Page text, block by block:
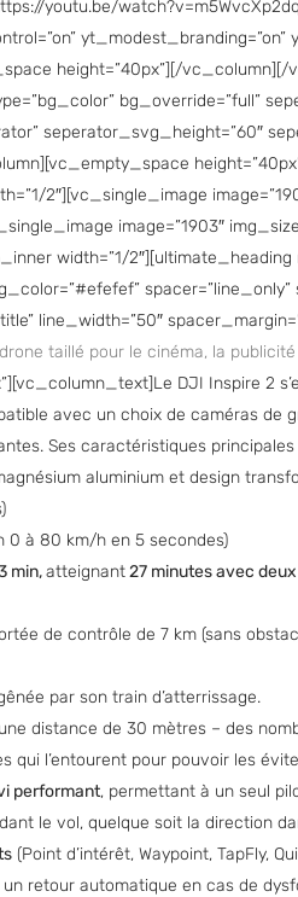
youtu.be/
yt_modest_branding=”on”
height=”40px”][/
bg_override=”full”
seperator_svg_height=”60″
2″][vc_single_image
image=”1903″
width=”1/2″][ultimate_heading
spacer=”line_only”
line_width=”50″
taillé pour le cinéma, la
DJI Inspire 2
avec un choix de caméras de
Ses caractéristiques principales
aluminium et design
0 à 80 km/h en 5 secondes)
min,atteignant27 minutes avec
de contrôle de 7 km (sans
par son train d’atterrissage.
distance de 30 mètres – des
qui l’entourent pour pouvoir les
performant, permettant à un seul
le vol, quelque soit la direction
(Point d’intérêt, Waypoint, TapFly,
retour automatique en cas de